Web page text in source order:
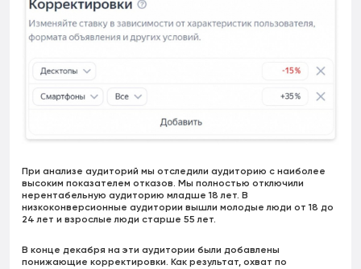
При анализе аудиторий мы отследили аудиторию с наиболее
высоким показателем отказов. Мы полностью отключили
нерентабельную аудиторию младше 18 лет. В
низкоконверсионные аудитории вышли молодые люди от 18 до
24 лет и взрослые люди старше 55 лет.
В конце декабря на эти аудитории были добавлены
понижающие корректировки. Как результат, охват по